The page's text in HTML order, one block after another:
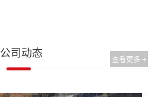
公司动态
查看更多 +